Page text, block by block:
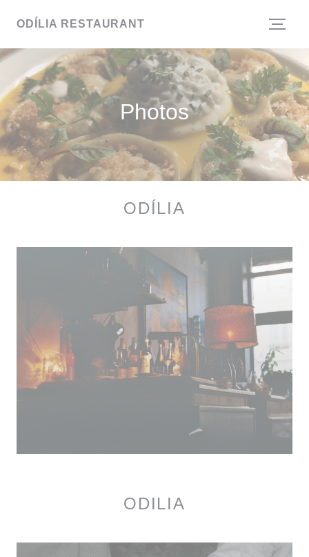
ODÍLIA RESTAURANT
Photos
ODÍLIA
ODILIA